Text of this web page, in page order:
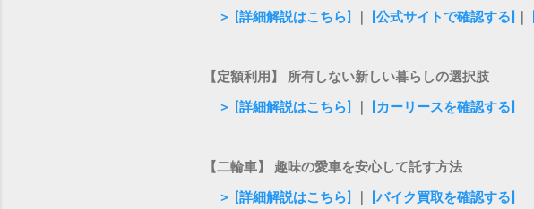
＞ [詳細解説はこちら]
[公式サイトで確認する]
【定額利用】 所有しない新しい暮らしの選択肢
＞ [詳細解説はこちら]
[カーリースを確認する]
【二輪車】 趣味の愛車を安心して託す方法
＞ [詳細解説はこちら]
[バイク買取を確認する]